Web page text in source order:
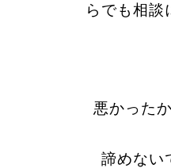
らでも相談
悪かった
諦めない